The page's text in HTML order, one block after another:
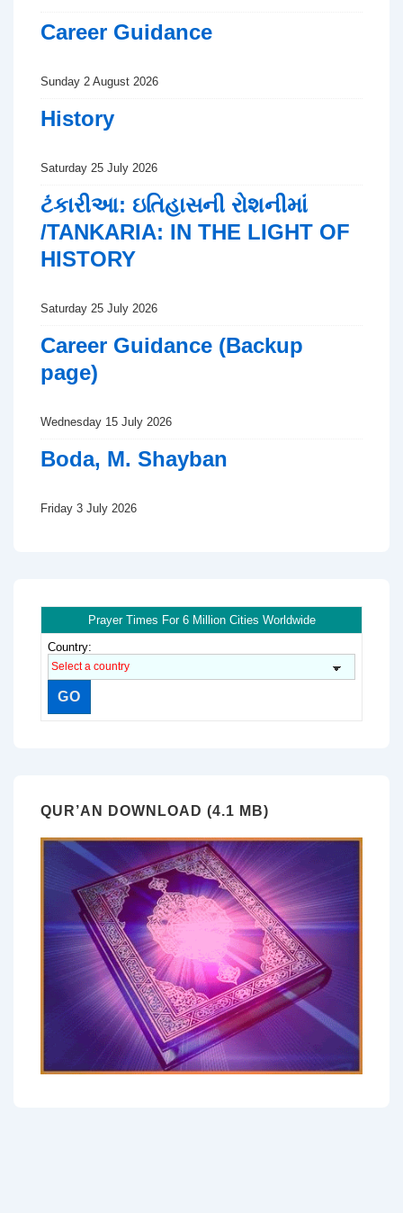
Career Guidance
Sunday 2 August 2026
History
Saturday 25 July 2026
ટંકારીઆ: ઇતિહાસની રોશનીમાં
/TANKARIA: IN THE LIGHT OF
HISTORY
Saturday 25 July 2026
Career Guidance (Backup
page)
Wednesday 15 July 2026
Boda, M. Shayban
Friday 3 July 2026
Prayer Times For 6 Million Cities Worldwide
Country:
QUR’AN DOWNLOAD (4.1 MB)